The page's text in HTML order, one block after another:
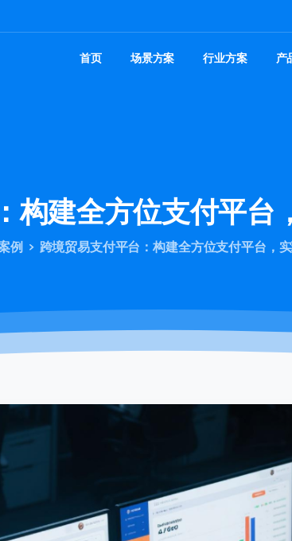
首页 场景方案 行业方案 产
构建全方位支付平台
例 跨境贸易支付平台：构建全方位支付平台，